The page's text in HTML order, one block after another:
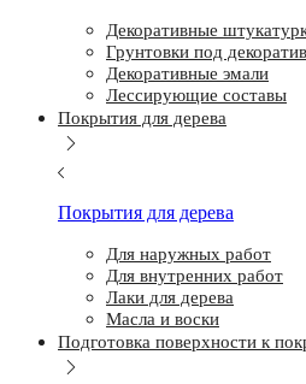
Декоративные
Грунтовки под
Декоративные эмали
Лессирующие составы
Покрытия для дерева
Покрытия для дерева
Для наружных работ
Для внутренних работ
Лаки для дерева
Масла и воски
Подготовка поверхности к